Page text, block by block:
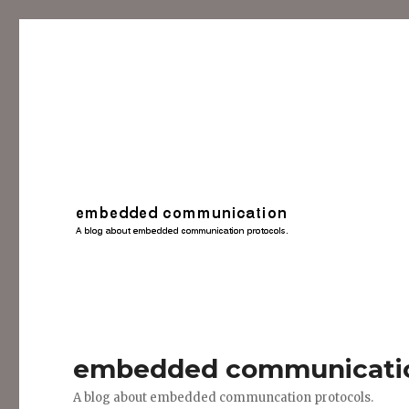
embedded
A blog about embedded communcation protocols.